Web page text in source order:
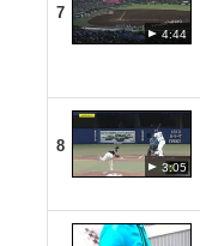
7
4:44
8
3:05